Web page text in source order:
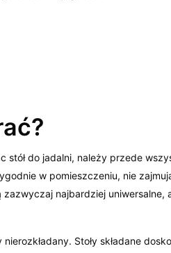
do jadalni, należy przede
w pomieszczeniu, nie
zazwyczaj najbardziej uniwersalne,
Stoły składane